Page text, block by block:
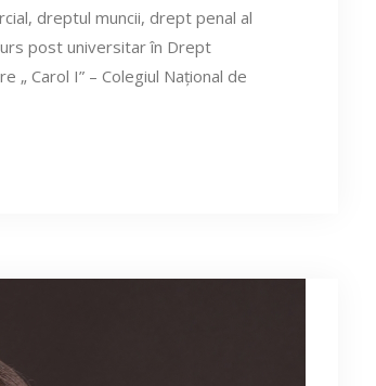
dreptul muncii, drept penal al
post universitar în Drept
„ Carol I” – Colegiul Național de